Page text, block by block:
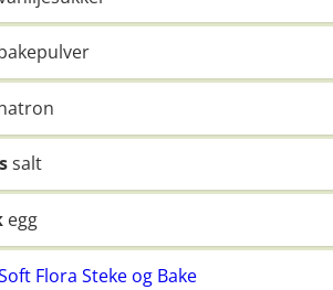
salt
egg
Flora Steke og Bake